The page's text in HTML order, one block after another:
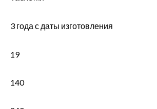
3 года с даты изготовления
19
140